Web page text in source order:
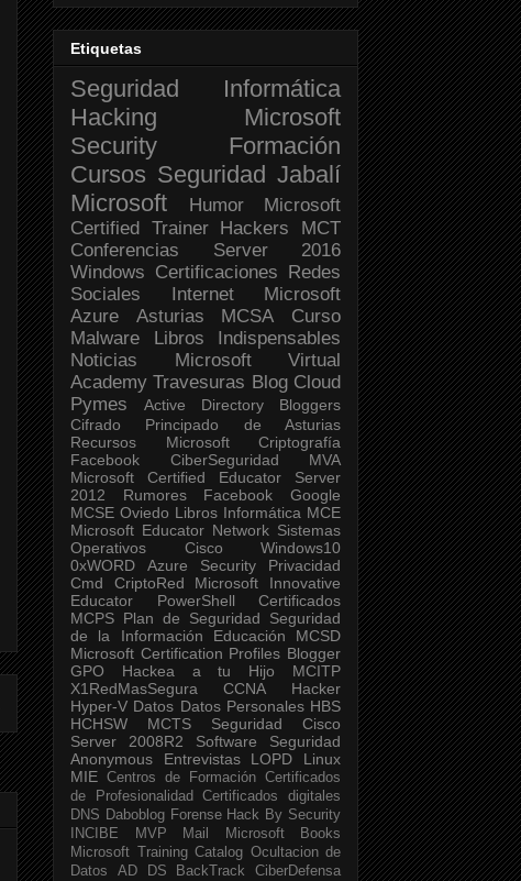
Etiquetas
Seguridad Informática
Hacking
Microsoft
Security
Formación
Cursos Seguridad Jabalí
Microsoft
Humor
Microsoft
Certified Trainer Hackers
MCT
Conferencias
Server 2016
Windows Certificaciones Redes
Sociales
Internet
Microsoft
Azure
Asturias MCSA
Curso
Malware
Libros Indispensables
Noticias
Microsoft Virtual
Academy Travesuras Blog Cloud
Pymes
Active Directory
Bloggers
Cifrado
Principado de Asturias
Recursos Microsoft
Criptografía
Facebook
CiberSeguridad
MVA
Microsoft Certified Educator
Server
2012
Rumores Facebook
Google
MCSE Oviedo Libros Informática MCE
Microsoft Educator Network Sistemas
Operativos
Cisco
Windows10
0xWORD
Azure Security
Privacidad
Cmd
CriptoRed
Microsoft Innovative
Educator
PowerShell
Certificados
MCPS Plan de Seguridad
Seguridad
de la Información
Educación
MCSD
Microsoft Certification Profiles Blogger
GPO
Hackea a tu Hijo
MCITP
X1RedMasSegura
CCNA
Hacker
Hyper-V Datos Datos Personales HBS
HCHSW
MCTS
Seguridad Cisco
Server 2008R2
Software Seguridad
Anonymous
Entrevistas LOPD
Linux
MIE Centros de Formación Certificados
de Profesionalidad
Certificados digitales
DNS Daboblog Forense Hack By Security
INCIBE
MVP Mail
Microsoft Books
Microsoft Training Catalog Ocultacion de
Datos
AD DS BackTrack
CiberDefensa